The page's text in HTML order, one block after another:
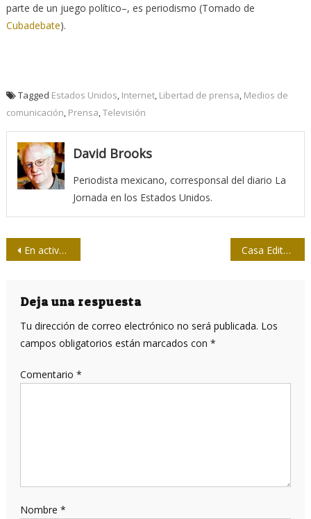
parte de un juego político–, es periodismo (Tomado de
Cubadebate).
Tagged Estados Unidos, Internet, Libertad de prensa, Medios de
comunicación, Prensa,Televisión
David Brooks
Periodista mexicano, corresponsal del diario La
Jornada en los Estados Unidos.
Navegación
entradas
En activo el jurado del Concurso Nacional “26 de Julio” Casa Editora Abril: Cuarenta y cinco años creando para las nuevas generaciones
Deja una respuesta
Tu dirección de correo electrónico no será publicada. Los
campos obligatorios están marcados con *
Comentario *
Nombre *